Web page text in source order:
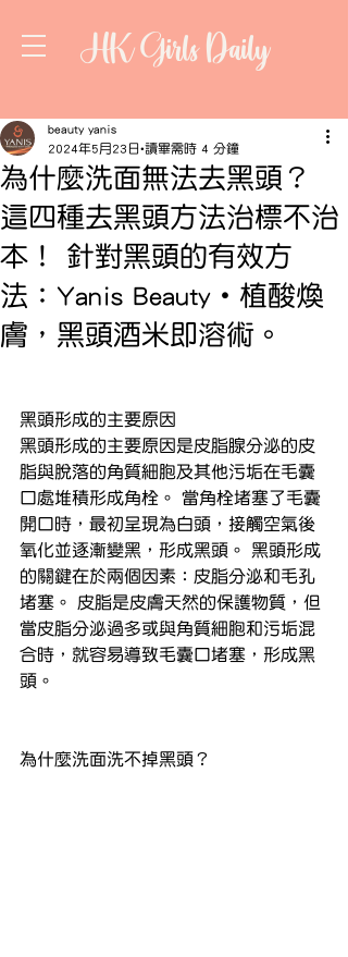
HK Girls Daily
為什麼洗面無法去黑頭？
這四種去黑頭方法治標不治
本！ 針對黑頭的有效方
法：Yanis Beauty・植酸煥
膚，黑頭酒米即溶術。
beauty yanis
2024年5月23日 讀畢需時 4 分鐘
黑頭形成的主要原因
黑頭形成的主要原因是皮脂腺分泌的皮
脂與脫落的角質細胞及其他污垢在毛囊
口處堆積形成角栓。 當角栓堵塞了毛囊
開口時，最初呈現為白頭，接觸空氣後
氧化並逐漸變黑，形成黑頭。 黑頭形成
的關鍵在於兩個因素：皮脂分泌和毛孔
堵塞。 皮脂是皮膚天然的保護物質，但
當皮脂分泌過多或與角質細胞和污垢混
合時，就容易導致毛囊口堵塞，形成黑
頭。
為什麼洗面洗不掉黑頭？